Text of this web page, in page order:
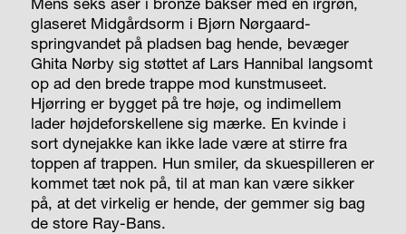
glaseret Midgårdsorm i Bjørn Nørgaard-
springvandet på pladsen bag hende, bevæger
Ghita Nørby sig støttet af Lars Hannibal langsomt
op ad den brede trappe mod kunstmuseet.
Hjørring er bygget på tre høje, og ind­imellem
lader højdeforskellene sig mærke. En kvinde i
sort dynejakke kan ikke lade være at stirre fra
toppen af trappen. Hun smiler, da skuespilleren er
kommet tæt nok på, til at man kan være sikker
på, at det virkelig er hende, der gemmer sig bag
de store Ray-Bans.